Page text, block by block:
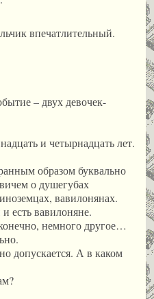
впечатлительный.
– двух девочек-
и четырнадцать лет.
образом буквально
о душегубах
вавилонянах.
есть вавилоняне.
немного другое…
А в каком